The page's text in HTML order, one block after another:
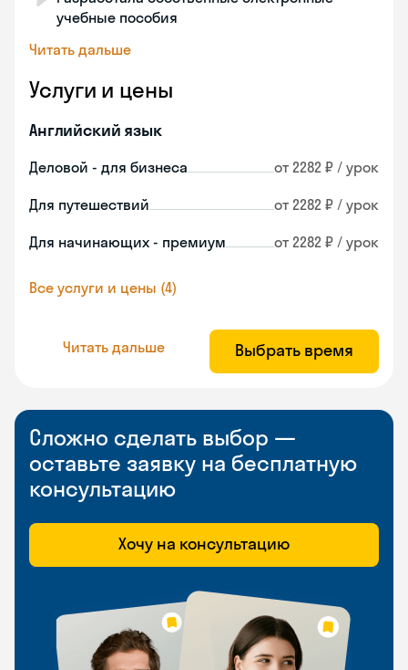
учебные пособия
Читать дальше
Услуги и цены
Английский язык
Деловой - для бизнеса от 2282 ₽ / урок
Для путешествий от 2282 ₽ / урок
Для начинающих - премиум от 2282 ₽ / урок
Все услуги и цены (4)
Читать дальше Выбрать время
Сложно сделать выбор —
оставьте заявку на бесплатную
консультацию
Хочу на консультацию